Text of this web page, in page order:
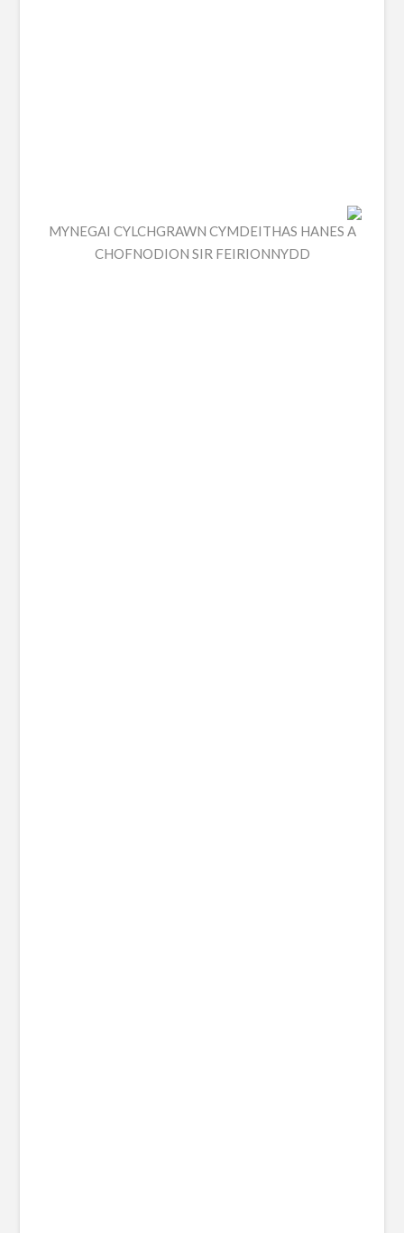
MYNEGAI CYLCHGRAWN CYMDEITHAS HANES A
CHOFNODION SIR FEIRIONNYDD